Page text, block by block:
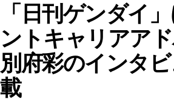
「日刊ゲンダイ
ントキャリアア
別府彩のインタ
載